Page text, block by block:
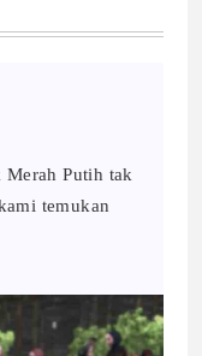
Putih tak
temukan